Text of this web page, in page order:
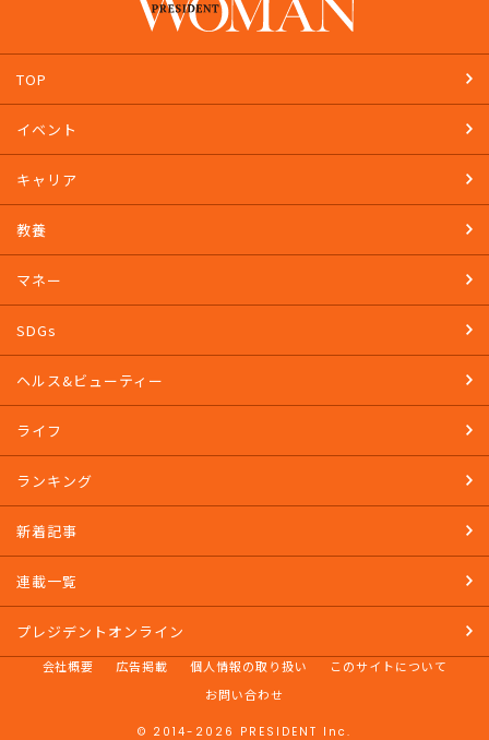
TOP
イベント
キャリア
教養
マネー
SDGs
ヘルス&ビューティー
ライフ
ランキング
新着記事
連載一覧
プレジデントオンライン
会社概要 広告掲載 個人情報の取り扱い
このサイトについて
お問い合わせ
© 2014-2026 PRESIDENT Inc.